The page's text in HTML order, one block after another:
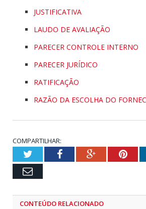
JUSTIFICATIVA
LAUDO DE AVALIAÇÃO
PARECER CONTROLE INTERNO
PARECER JURÍDICO
RATIFICAÇÃO
RAZÃO DA ESCOLHA DO
COMPARTILHAR:
TwitterFacebookGoogle+
Email
CONTEÚDO RELACIONADO